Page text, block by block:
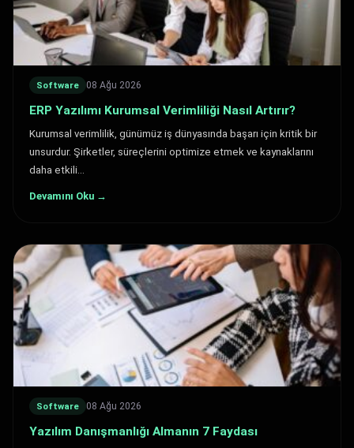
Software 08 Ağu 2026
ERP Yazılımı Kurumsal Verimliliği Nasıl Artırır?
Kurumsal verimlilik, günümüz iş dünyasında başarı için kritik bir
unsurdur. Şirketler, süreçlerini optimize etmek ve kaynaklarını
daha etkili…
Devamını Oku →
Software 08 Ağu 2026
Yazılım Danışmanlığı Almanın 7 Faydası